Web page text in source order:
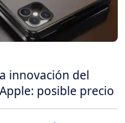
innovación del
posible precio